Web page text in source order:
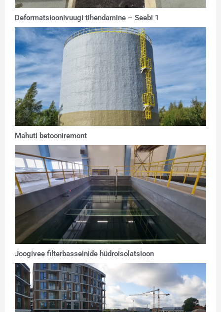
Deformatsioonivuugi tihendamine – Seebi 1
Mahuti betooniremont
Joogivee filterbasseinide hüdroisolatsioon